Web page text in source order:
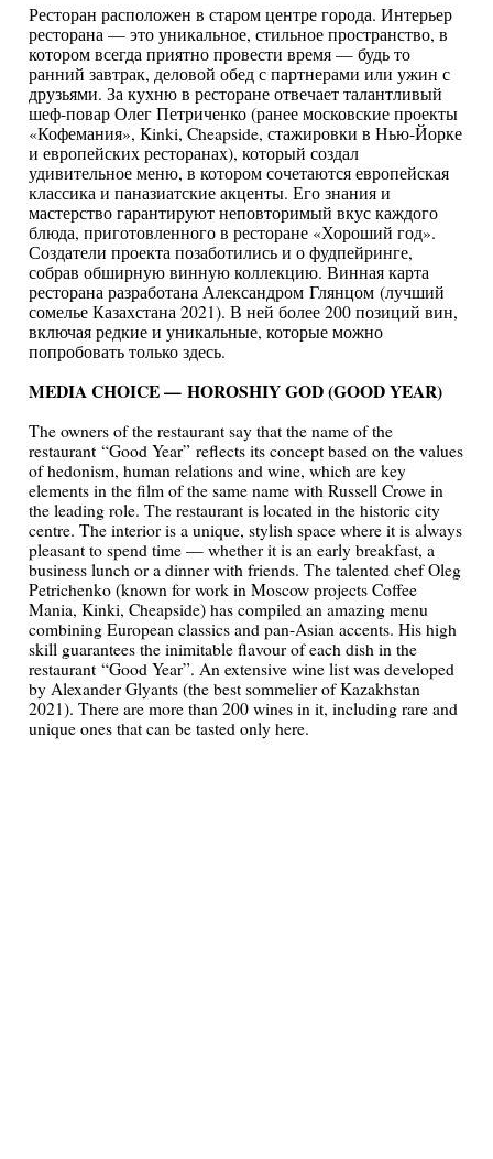
Ресторан расположен в старом центре города. Интерьер
ресторана — это уникальное, стильное пространство, в
котором всегда приятно провести время — будь то
ранний завтрак, деловой обед с партнерами или ужин с
друзьями. За кухню в ресторане отвечает талантливый
шеф-повар Олег Петриченко (ранее московские проекты
«Кофемания», Kinki, Cheapside, стажировки в Нью-Йорке
и европейских ресторанах), который создал
удивительное меню, в котором сочетаются европейская
классика и паназиатские акценты. Его знания и
мастерство гарантируют неповторимый вкус каждого
блюда, приготовленного в ресторане «Хороший год».
Создатели проекта позаботились и о фудпейринге,
собрав обширную винную коллекцию. Винная карта
ресторана разработана Александром Глянцом (лучший
сомелье Казахстана 2021). В ней более 200 позиций вин,
включая редкие и уникальные, которые можно
попробовать только здесь.
MEDIA CHOICE — HOROSHIY GOD (GOOD YEAR)
The owners of the restaurant say that the name of the
restaurant “Good Year” reflects its concept based on the values
of hedonism, human relations and wine, which are key
elements in the film of the same name with Russell Crowe in
the leading role. The restaurant is located in the historic city
centre. The interior is a unique, stylish space where it is always
pleasant to spend time — whether it is an early breakfast, a
business lunch or a dinner with friends. The talented chef Oleg
Petrichenko (known for work in Moscow projects Coffee
Mania, Kinki, Cheapside) has compiled an amazing menu
combining European classics and pan-Asian accents. His high
skill guarantees the inimitable flavour of each dish in the
restaurant “Good Year”. An extensive wine list was developed
by Alexander Glyants (the best sommelier of Kazakhstan
2021). There are more than 200 wines in it, including rare and
unique ones that can be tasted only here.